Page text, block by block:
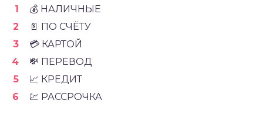
💰 НАЛИЧНЫЕ
📄 ПО СЧЁТУ
💳 КАРТОЙ
💸 ПЕРЕВОД
📈 КРЕДИТ
💹 РАССРОЧКА